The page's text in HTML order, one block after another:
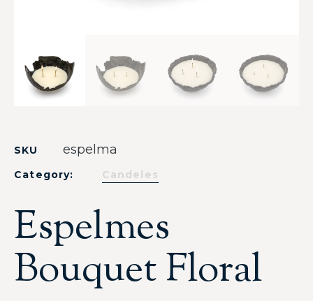
SKU espelma
Category: Candeles
Espelmes
Bouquet Floral